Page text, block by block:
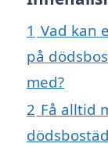
1 Vad kan
på
med?
2 Få alltid